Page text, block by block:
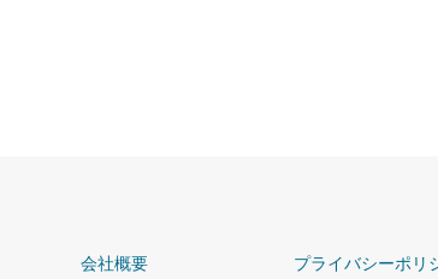
会社概要 プライバシーポリ